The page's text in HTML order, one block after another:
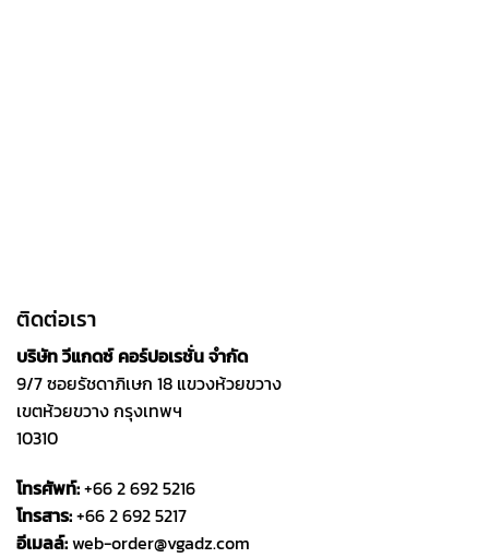
ติดต่อเรา
บริษัท วีแกดซ์ คอร์ปอเรชั่น จำกัด
9/7 ซอยรัชดาภิเษก 18 แขวงห้วยขวาง
เขตห้วยขวาง กรุงเทพฯ
10310
โทรศัพท์:+66 2 692 5216
โทรสาร:+66 2 692 5217
อีเมลล์:web-order@vgadz.com